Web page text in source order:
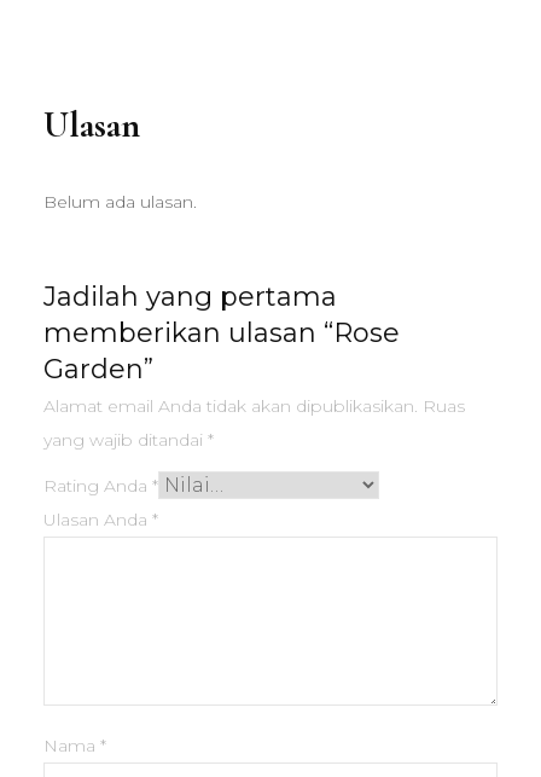
Ulasan
Belum ada ulasan.
Jadilah yang pertama
memberikan ulasan “Rose
Garden”
Alamat email Anda tidak akan dipublikasikan. Ruas
yang wajib ditandai*
Rating Anda*
Ulasan Anda*
Nama*